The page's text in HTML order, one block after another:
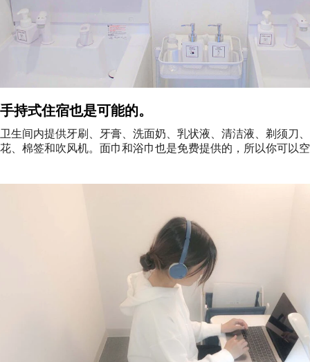
手持式住宿也是可能的。
卫生间内提供牙刷、牙膏、洗面奶、乳状液、清洁液、剃须刀
花、棉签和吹风机。面巾和浴巾也是免费提供的，所以你可以